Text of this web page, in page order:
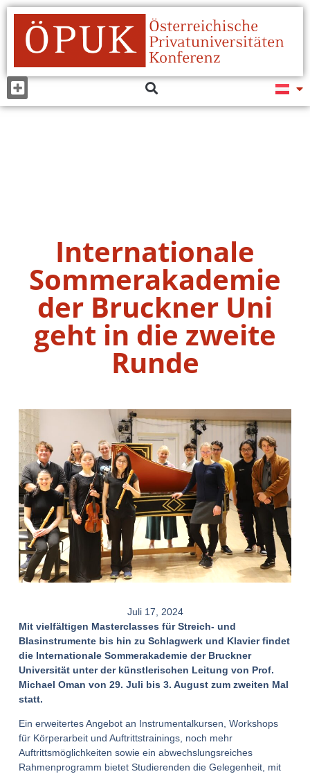
Internationale
Sommerakademie
der Bruckner Uni
geht in die zweite
Runde
Juli 17, 2024
Mit vielfältigen Masterclasses für Streich- und
Blasinstrumente bis hin zu Schlagwerk und Klavier findet
die Internationale Sommerakademie der Bruckner
Universität unter der künstlerischen Leitung von Prof.
Michael Oman von 29. Juli bis 3. August zum zweiten Mal
statt.
Ein erweitertes Angebot an Instrumentalkursen, Workshops
für Körperarbeit und Auftrittstrainings, noch mehr
Auftrittsmöglichkeiten sowie ein abwechslungsreiches
Rahmenprogramm bietet Studierenden die Gelegenheit, mit